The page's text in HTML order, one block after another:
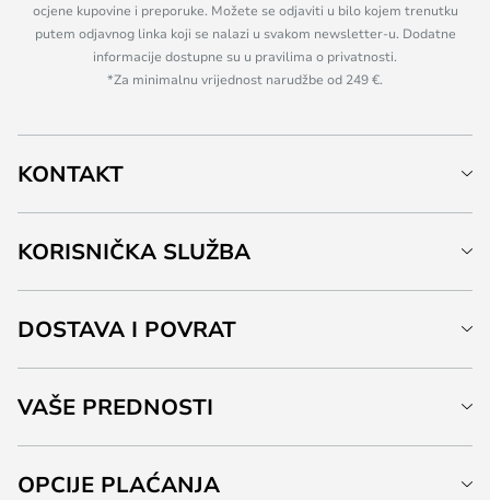
ocjene kupovine i preporuke. Možete se odjaviti u bilo kojem trenutku
putem odjavnog linka koji se nalazi u svakom newsletter-u. Dodatne
informacije dostupne su u pravilima o privatnosti.
*Za minimalnu vrijednost narudžbe od 249 €.
KONTAKT
KORISNIČKA SLUŽBA
DOSTAVA I POVRAT
VAŠE PREDNOSTI
OPCIJE PLAĆANJA